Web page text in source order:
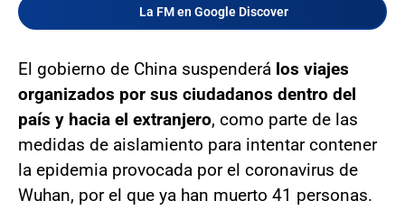
La FM en Google Discover
El gobierno de China suspenderá los viajes
organizados por sus ciudadanos dentro del
país y hacia el extranjero, como parte de las
medidas de aislamiento para intentar contener
la epidemia provocada por el coronavirus de
Wuhan, por el que ya han muerto 41 personas.